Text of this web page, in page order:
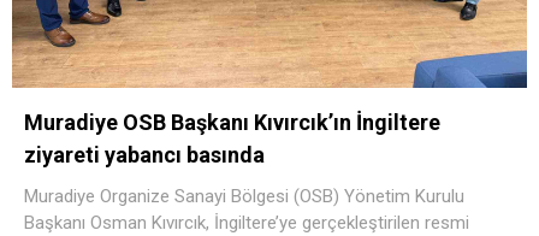
Muradiye OSB Başkanı Kıvırcık’ın İngiltere
ziyareti yabancı basında
Muradiye Organize Sanayi Bölgesi (OSB) Yönetim Kurulu
Başkanı Osman Kıvırcık, İngiltere’ye gerçekleştirilen resmi